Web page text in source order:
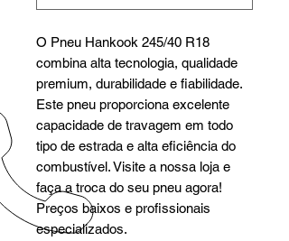
O Pneu Hankook 245/40 R18
combina alta tecnologia, qualidade
premium, durabilidade e fiabilidade.
Este pneu proporciona excelente
capacidade de travagem em todo
tipo de estrada e alta eficiência do
combustível. Visite a nossa loja e
faça a troca do seu pneu agora!
Preços baixos e profissionais
especializados.